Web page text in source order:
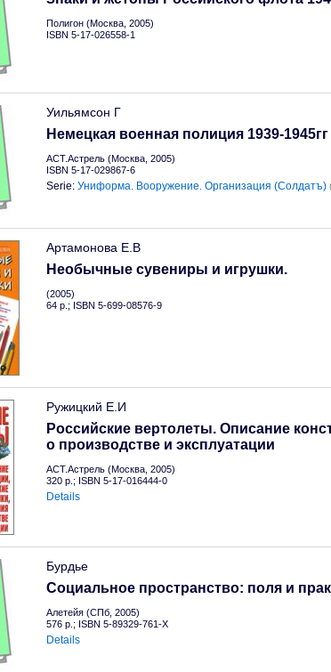
Полигон (Москва, 2005)
ISBN 5-17-026558-1
Уильямсон Г
Немецкая военная полиция 1939-1945гг
АСТ.Астрель (Москва, 2005)
ISBN 5-17-029867-6
Serie: Униформа. Вооружение. Организация (Солдатъ)
Артамонова Е.В
Необычные сувениры и игрушки.
(2005)
64 p.; ISBN 5-699-08576-9
Ружицкий Е.И
Российские вертолеты. Описание
о производстве и эксплуатации
АСТ.Астрель (Москва, 2005)
320 p.; ISBN 5-17-016444-0
Details
Бурдье
Социальное пространство: поля и
Алетейя (СПб, 2005)
576 p.; ISBN 5-89329-761-X
Details